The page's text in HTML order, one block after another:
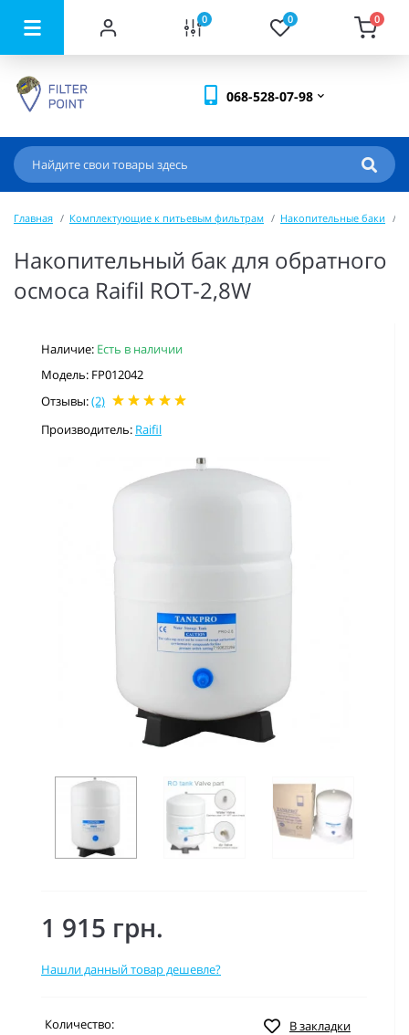
0 0 0
068-528-07-98
Главная Комплектующие к питьевым фильтрам Накопительные баки
Накопительный бак для обратного
осмоса Raifil ROT-2,8W
Наличие: Есть в наличии
Модель: FP012042
Отзывы:(2)
Производитель: Raifil
1 915 грн.
Нашли данный товар дешевле?
Количество:
В закладки